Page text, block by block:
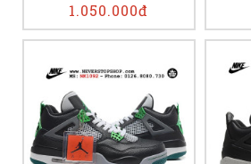
1.050.000đ